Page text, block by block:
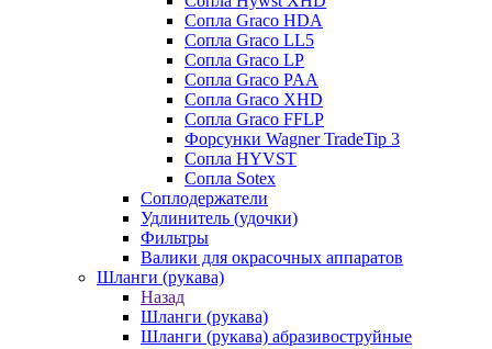
Сопла Graco HDA
Сопла Graco LL5
Сопла Graco LP
Сопла Graco PAA
Сопла Graco XHD
Сопла Graco FFLP
Форсунки Wagner TradeTip 3
Сопла HYVST
Сопла Sotex
Соплодержатели
Удлинитель (удочки)
Фильтры
Валики для окрасочных аппаратов
Шланги (рукава)
Назад
Шланги (рукава)
Шланги (рукава) абразивоструйные